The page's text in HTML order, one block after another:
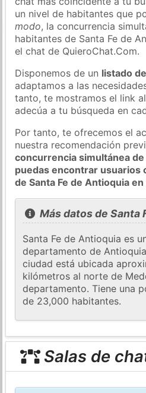
un nivel de habitantes que
modo, la concurrencia
habitantes de Santa Fe de
el chat de QuieroChat.Com.
Disponemos de un listado
adaptamos a las
tanto, te mostramos el link
adecúa a tu búsqueda en
Por tanto, te ofrecemos el
nuestra recomendación
concurrencia simultánea
puedas encontrar usuarios
de Santa Fe de Antioquia
Más datos de Santa
Santa Fe de Antioquia es
departamento de
ciudad está ubicada
kilómetros al norte de
departamento. Tiene una
de 23,000 habitantes.
Salas de